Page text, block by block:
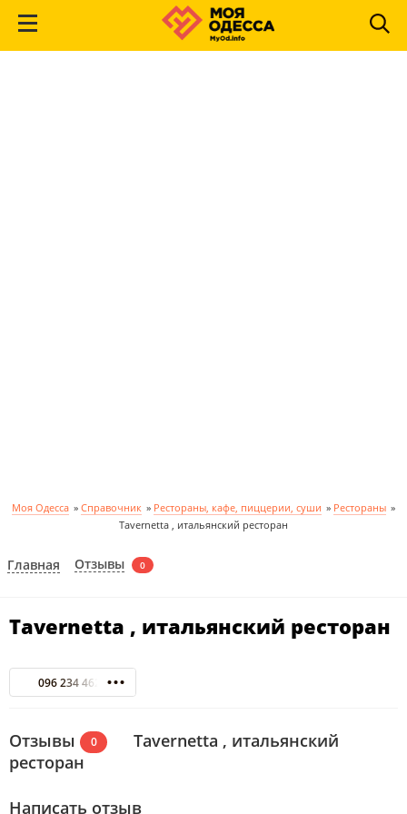
Моя Одесса » Справочник » Рестораны, кафе, пиццерии, суши » Рестораны »
Tavernetta , итальянский ресторан
Главная Отзывы 0
Tavernetta , итальянский ресторан
096 234 4621
Отзывы 0
Tavernetta , итальянский
ресторан
Написать отзыв